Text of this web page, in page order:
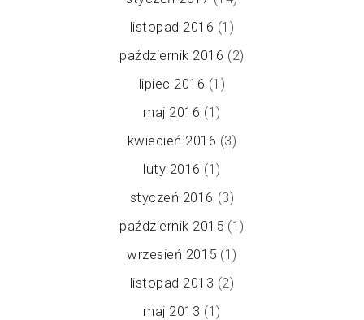
listopad 2016 (1)
październik 2016 (2)
lipiec 2016 (1)
maj 2016 (1)
kwiecień 2016 (3)
luty 2016 (1)
styczeń 2016 (3)
październik 2015 (1)
wrzesień 2015 (1)
listopad 2013 (2)
maj 2013 (1)